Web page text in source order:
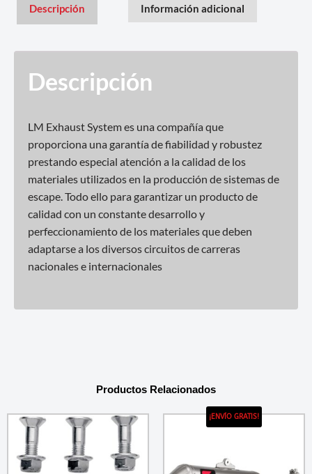
Descripción Información adicional
Descripción
LM Exhaust System es una compañía que
proporciona una garantía de fiabilidad y robustez
prestando especial atención a la calidad de los
materiales utilizados en la producción de sistemas de
escape. Todo ello para garantizar un producto de
calidad con un constante desarrollo y
perfeccionamiento de los materiales que deben
adaptarse a los diversos circuitos de carreras
nacionales e internacionales
Productos Relacionados
¡ENVÍO GRATIS!